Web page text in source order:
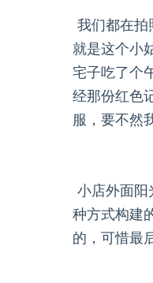
我们都在拍
就是这个小
宅子吃了个
经那份红色
服，要不然
小店外面阳
种方式构建
的，可惜最